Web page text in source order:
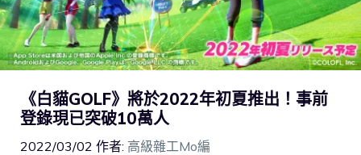
《白貓GOLF》將於2022年初夏推出！事前
登錄現已突破10萬人
2022/03/02 作者: 高級雜工Mo編